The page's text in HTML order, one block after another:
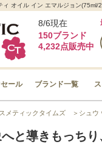
ィ オイル イン エマルジョン
8/6現在
150ブランド
4,232点販売中
ール ブランド一覧
メティックタイムズ ＞ シュウ
と導きもっちり